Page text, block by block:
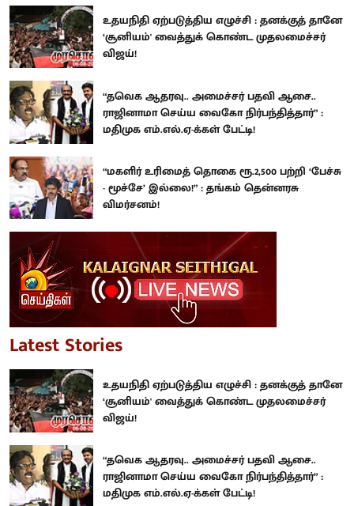
உதயநிதி ஏற்படுத்திய எழுச்சி : தனக்குத் தானே
‘சூனியம்' வைத்துக் கொண்ட முதலமைச்சர்
விஜய்!
“தவெக ஆதரவு.. அமைச்சர் பதவி ஆசை..
ராஜினாமா செய்ய வைகோ நிர்பந்தித்தார்” :
மதிமுக எம்.எல்.ஏ-க்கள் பேட்டி!
“மகளிர் உரிமைத் தொகை ரூ.2,500 பற்றி ‘பேச்சு
- மூச்சே’ இல்லை!” : தங்கம் தென்னரசு
விமர்சனம்!
Latest Stories
உதயநிதி ஏற்படுத்திய எழுச்சி : தனக்குத் தானே
‘சூனியம்' வைத்துக் கொண்ட முதலமைச்சர்
விஜய்!
“தவெக ஆதரவு.. அமைச்சர் பதவி ஆசை..
ராஜினாமா செய்ய வைகோ நிர்பந்தித்தார்” :
மதிமுக எம்.எல்.ஏ-க்கள் பேட்டி!